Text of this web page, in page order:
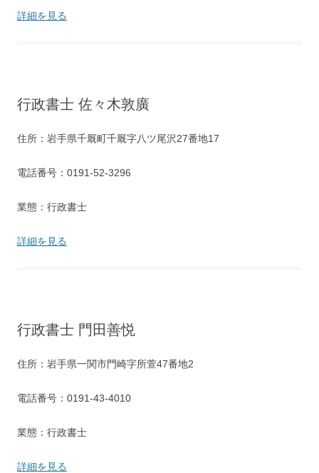
詳細を見る
行政書士 佐々木敦廣
住所：岩手県千厩町千厩字八ツ尾沢27番地17
電話番号：0191-52-3296
業態：行政書士
詳細を見る
行政書士 門田善悦
住所：岩手県一関市門崎字所萱47番地2
電話番号：0191-43-4010
業態：行政書士
詳細を見る